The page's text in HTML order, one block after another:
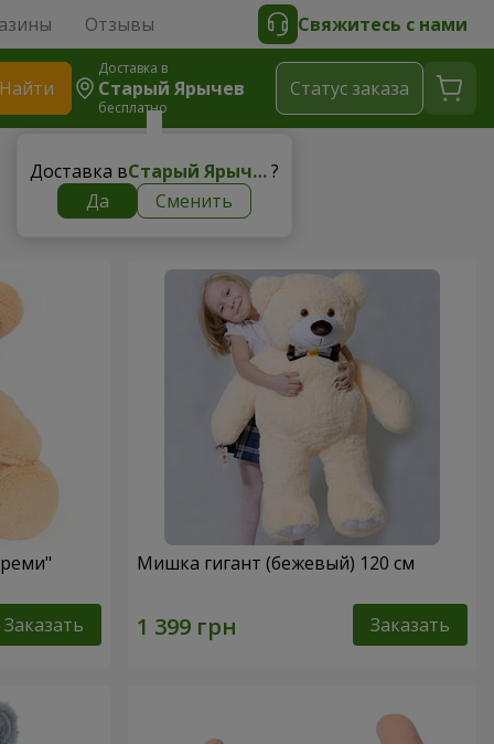
Отзывы Свяжитесь с нами
Найти
Доставка в
Старый Ярычев
бесплатно
Доставка в Старый Ярычев?
Да
Сменить
Cтатус заказа
Заказать
Мишка гигант (бежевый) 120 см
Заказать